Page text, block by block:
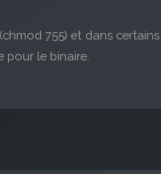
(chmod 755) et dans
pour le binaire.